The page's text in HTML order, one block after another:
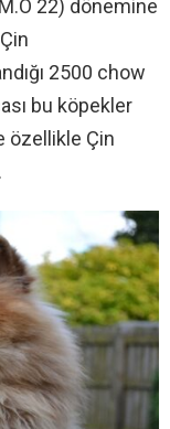
22) dönemine
2500 chow
bu köpekler
özellikle Çin